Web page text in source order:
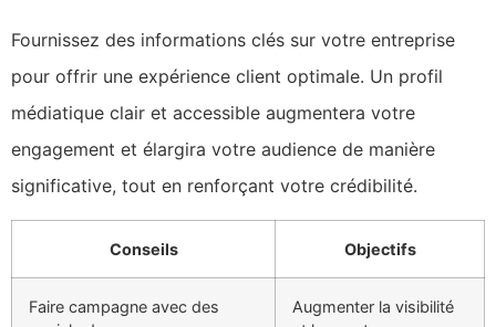
Fournissez des informations clés sur votre entreprise
pour offrir une expérience client optimale. Un profil
médiatique clair et accessible augmentera votre
engagement et élargira votre audience de manière
significative, tout en renforçant votre crédibilité.
Conseils Objectifs
Faire campagne avec des
Augmenter la visibilité